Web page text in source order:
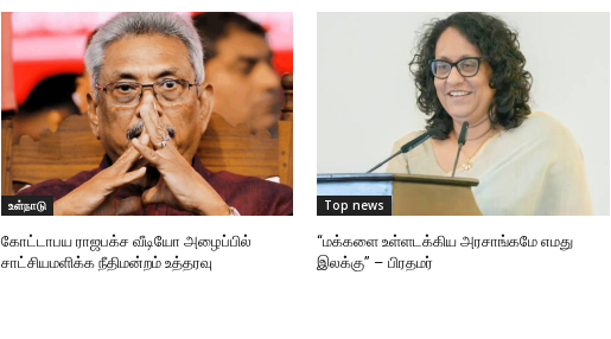
உள்நாடு
கோட்டாபய ராஜபக்ச வீடியோ அழைப்பில்
சாட்சியமளிக்க நீதிமன்றம் உத்தரவு
Top news
“மக்களை உள்ளடக்கிய அரசாங்கமே எமது
இலக்கு” – பிரதமர்